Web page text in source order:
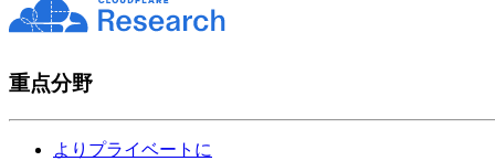
重点分野
よりプライベートに